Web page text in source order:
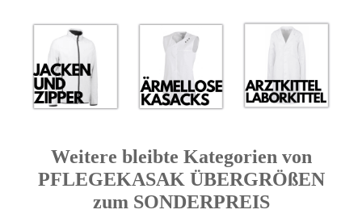
Weitere bleibte Kategorien von
PFLEGEKASAK ÜBERGRÖßEN
zum SONDERPREIS